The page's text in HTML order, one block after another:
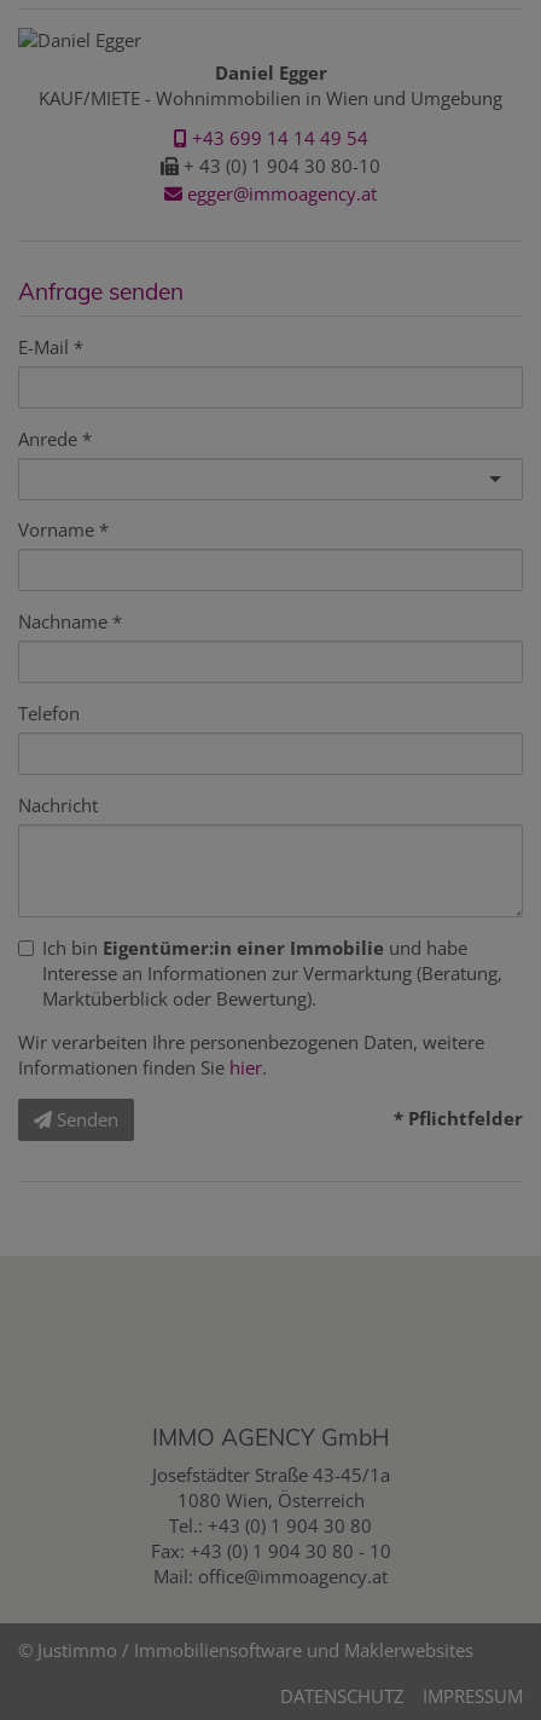
Daniel Egger
KAUF/MIETE - Wohnimmobilien in Wien und Umgebung
+43 699 14 14 49 54
+ 43 (0) 1 904 30 80-10
egger@immoagency.at
Anfrage senden
E-Mail
Anrede
Vorname
Nachname
Telefon
Nachricht
Ich bin Eigentümer:in einer Immobilie und habe
Interesse an Informationen zur Vermarktung (Beratung,
Marktüberblick oder Bewertung).
Wir verarbeiten Ihre personenbezogenen Daten, weitere
Informationen finden Sie hier.
Senden * Pflichtfelder
IMMO AGENCY GmbH
Josefstädter Straße 43-45/1a
1080 Wien, Österreich
Tel.: +43 (0) 1 904 30 80
Fax: +43 (0) 1 904 30 80 - 10
Mail: office@immoagency.at
© Justimmo / Immobiliensoftware und Maklerwebsites
DATENSCHUTZ
IMPRESSUM